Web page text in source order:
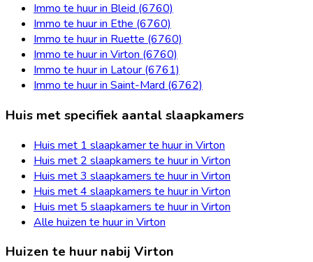
Immo te huur in Bleid (6760)
Immo te huur in Ethe (6760)
Immo te huur in Ruette (6760)
Immo te huur in Virton (6760)
Immo te huur in Latour (6761)
Immo te huur in Saint-Mard (6762)
Huis met specifiek aantal slaapkamers
Huis met 1 slaapkamer te huur in Virton
Huis met 2 slaapkamers te huur in Virton
Huis met 3 slaapkamers te huur in Virton
Huis met 4 slaapkamers te huur in Virton
Huis met 5 slaapkamers te huur in Virton
Alle huizen te huur in Virton
Huizen te huur nabij Virton